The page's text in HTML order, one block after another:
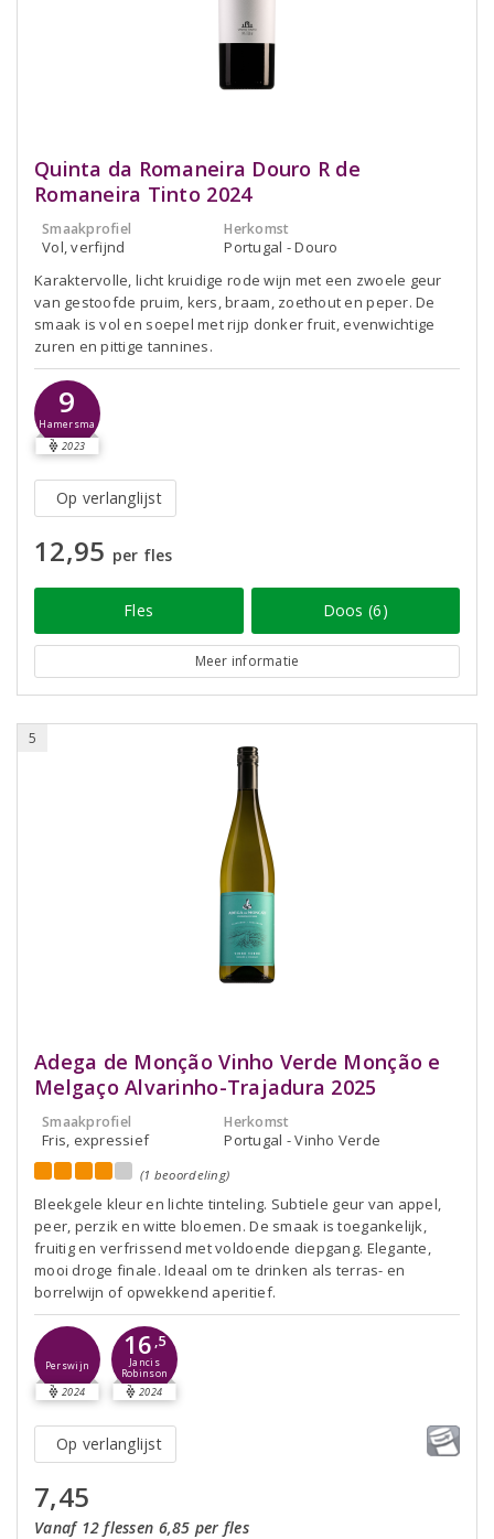
Quinta da Romaneira Douro R de
Romaneira Tinto 2024
Smaakprofiel
Vol, verfijnd
Herkomst
Portugal - Douro
Karaktervolle, licht kruidige rode wijn met een zwoele geur
van gestoofde pruim, kers, braam, zoethout en peper. De
smaak is vol en soepel met rijp donker fruit, evenwichtige
zuren en pittige tannines.
9
Hamersma
2023
Op verlanglijst
12,95 per fles
Fles Doos (6)
Meer informatie
5
Adega de Monção Vinho Verde Monção e
Melgaço Alvarinho-Trajadura 2025
Smaakprofiel
Fris, expressief
Herkomst
Portugal - Vinho Verde
(1 beoordeling)
Bleekgele kleur en lichte tinteling. Subtiele geur van appel,
peer, perzik en witte bloemen. De smaak is toegankelijk,
fruitig en verfrissend met voldoende diepgang. Elegante,
mooi droge finale. Ideaal om te drinken als terras- en
borrelwijn of opwekkend aperitief.
Perswijn
2024
16 ,5
Jancis
Robinson
2024
Op verlanglijst
7,45
Vanaf 12 flessen 6,85 per fles